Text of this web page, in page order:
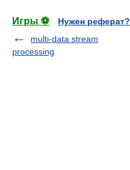
Игры ⚽
Нужен реферат?
multi-data stream
processing